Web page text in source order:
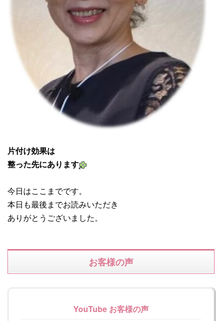
片付け効果は
整った先にあります
今日はここまでです。
本日も最後までお読みいただき
ありがとうございました。
お客様の声
YouTube お客様の声